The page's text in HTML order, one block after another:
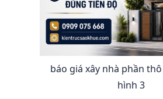
báo giá xây nhà phần
hình 3